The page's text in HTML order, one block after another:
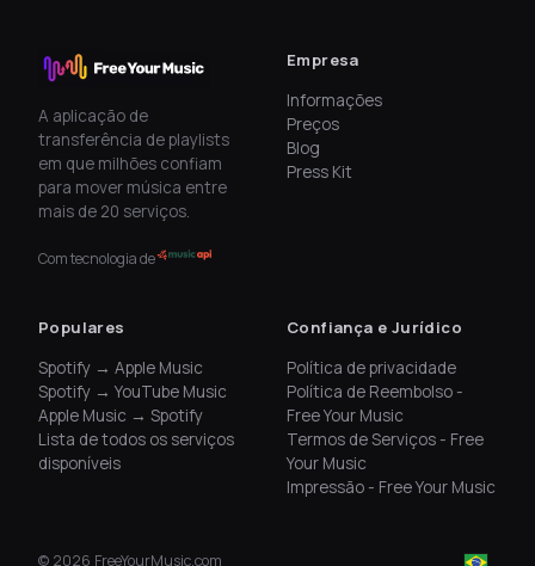
A aplicação de
transferência de playlists
em que milhões confiam
para mover música entre
mais de 20 serviços.
Com tecnologia de
Empresa
Informações
Preços
Blog
Press Kit
Populares
Spotify → Apple Music
Spotify → YouTube Music
Apple Music → Spotify
Lista de todos os serviços
disponíveis
Confiança e Jurídico
Política de privacidade
Política de Reembolso -
Free Your Music
Termos de Serviços - Free
Your Music
Impressão - Free Your Music
© 2026 FreeYourMusic.com